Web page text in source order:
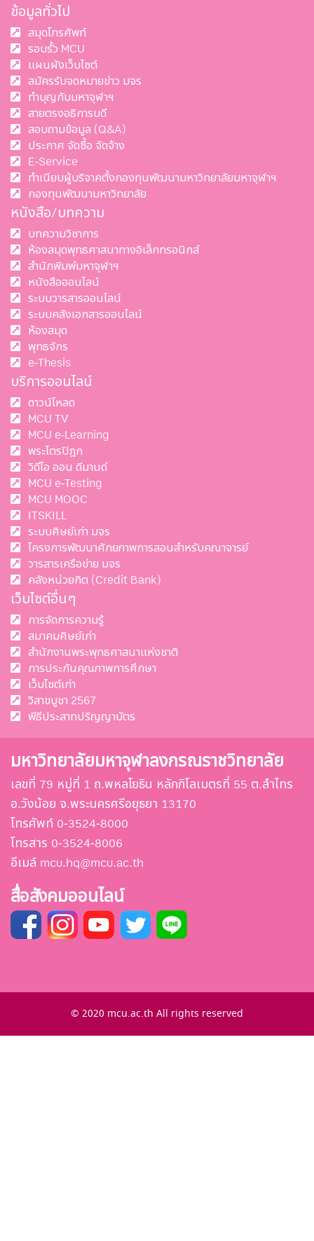
ข้อมูลทั่วไป
สมุดโทรศัพท์
รอบรั้ว MCU
แผนผังเว็บไซต์
สมัครรับจดหมายข่าว มจร
ทำบุญกับมหาจุฬาฯ
สายตรงอธิการบดี
สอบถามข้อมูล (Q&A)
ประกาศ จัดซื้อ จัดจ้าง
E-Service
ทำเนียบผู้บริจาคตั้งกองทุนพัฒนามหาวิทยาลัยมหาจุฬาฯ
กองทุนพัฒนามหาวิทยาลัย
หนังสือ/บทความ
บทความวิชาการ
ห้องสมุดพุทธศาสนาทางอิเล็กทรอนิกส์
สำนักพิมพ์มหาจุฬาฯ
หนังสือออนไลน์
ระบบวารสารออนไลน์
ระบบคลังเอกสารออนไลน์
ห้องสมุด
พุทธจักร
e-Thesis
บริการออนไลน์
ดาวน์โหลด
MCU TV
MCU e-Learning
พระไตรปิฎก
วิดีโอ ออน ดีมานด์
MCU e-Testing
MCU MOOC
ITSKILL
ระบบศิษย์เก่า มจร
โครงการพัฒนาศักยภาพการสอนสำหรับคณาจารย์
วารสารเครือข่าย มจร
คลังหน่วยกิต (Credit Bank)
เว็บไซต์อื่นๆ
การจัดการความรู้
สมาคมศิษย์เก่า
สำนักงานพระพุทธศาสนาแห่งชาติ
การประกันคุณภาพการศึกษา
เว็บไซต์เก่า
วิสาขบูชา 2567
พีธีประสาทปริญญาบัตร
มหาวิทยาลัยมหาจุฬาลงกรณราชวิทยาลัย
เลขที่ 79 หมู่ที่ 1 ถ.พหลโยธิน หลักกิโลเมตรที่ 55 ต.ลำไทร
อ.วังน้อย จ.พระนครศรีอยุธยา 13170
โทรศัพท์ 0-3524-8000
โทรสาร 0-3524-8006
อีเมล์ mcu.hq@mcu.ac.th
สื่อสังคมออนไลน์
© 2020 mcu.ac.th All rights reserved